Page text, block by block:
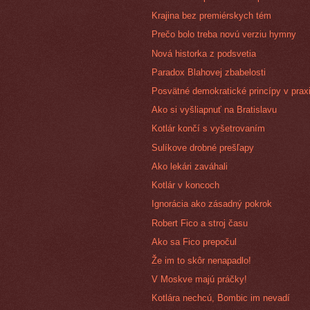
Krajina bez premiérskych tém
Prečo bolo treba novú verziu hymny
Nová historka z podsvetia
Paradox Blahovej zbabelosti
Posvätné demokratické princípy v
Ako si vyšliapnuť na Bratislavu
Kotlár končí s vyšetrovaním
Sulíkove drobné prešľapy
Ako lekári zaváhali
Kotlár v koncoch
Ignorácia ako zásadný pokrok
Robert Fico a stroj času
Ako sa Fico prepočul
Že im to skôr nenapadlo!
V Moskve majú práčky!
Kotlára nechcú, Bombic im nevadí